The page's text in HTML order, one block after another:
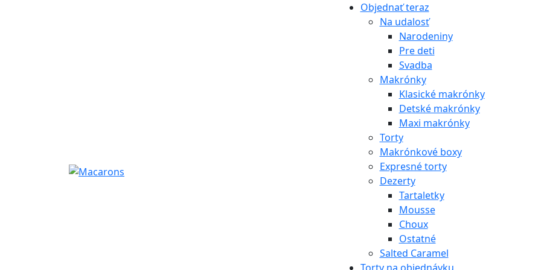
Objednať teraz
Na udalosť
Narodeniny
Pre deti
Svadba
Makrónky
Klasické makrónky
Detské makrónky
Maxi makrónky
Torty
Makrónkové boxy
Expresné torty
Dezerty
Tartaletky
Mousse
Choux
Ostatné
Salted Caramel